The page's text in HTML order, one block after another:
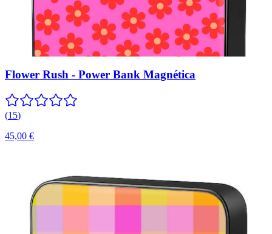
Flower Rush - Power Bank Magnética
(15)
45,00 €